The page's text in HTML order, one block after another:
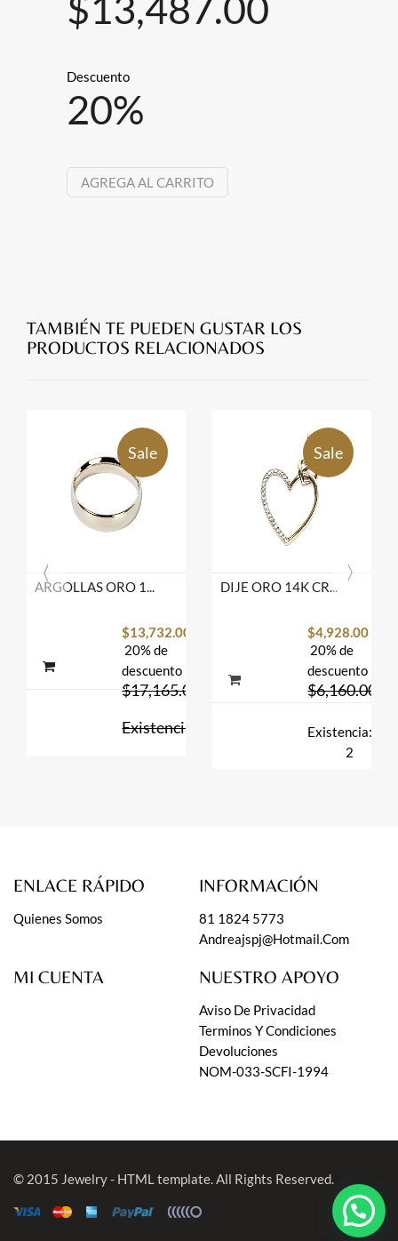
Descuento
20%
AGREGA AL CARRITO
TAMBIÉN TE PUEDEN GUSTAR LOS
PRODUCTOS RELACIONADOS
Sale
ARGOLLAS ORO 14K MOD. CF002B-44 4MM BCO MEX.
$13,732.00
20% de
descuento
$17,165.00
Existencia:
Sale
DIJE ORO 14K CRZNS C/P FLZ AMA MEX.
$4,928.00
20% de
descuento
$6,160.00
Existencia:
2
ENLACE RÁPIDO
Quienes Somos
INFORMACIÓN
81 1824 5773
Andreajspj@hotmail.com
MI CUENTA NUESTRO APOYO
Aviso De Privacidad
Terminos Y Condiciones
Devoluciones
NOM-033-SCFI-1994
© 2015 Jewelry - HTML template. All Rights Reserved.